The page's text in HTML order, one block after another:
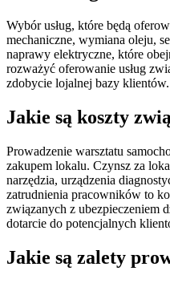
Wybór usług, które będą
mechaniczne, wymiana oleju,
naprawy elektryczne, które
rozważyć oferowanie usług
zdobycie lojalnej bazy
Jakie są koszty
Prowadzenie warsztatu
zakupem lokalu. Czynsz za
narzędzia, urządzenia
zatrudnienia pracowników to
związanych z ubezpieczeniem
dotarcie do potencjalnych
Jakie są zalety